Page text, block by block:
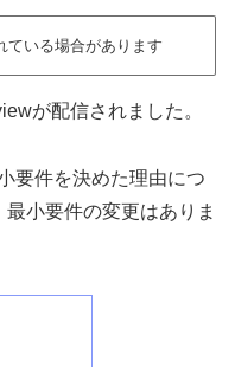
ている場合があります
が配信されました。
要件を決めた理由につ
小要件の変更はありま